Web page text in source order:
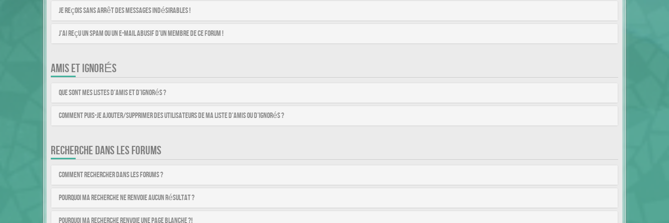
Je reçois sans arrêt des messages indésirables !
J’ai reçu un spam ou un e-mail abusif d’un membre de ce forum !
AMIS ET IGNORÉS
Que sont mes listes d’amis et d’ignorés ?
Comment puis-je ajouter/supprimer des utilisateurs de ma liste d’amis ou d’ignorés ?
RECHERCHE DANS LES FORUMS
Comment rechercher dans les forums ?
Pourquoi ma recherche ne renvoie aucun résultat ?
Pourquoi ma recherche renvoie une page blanche ?!